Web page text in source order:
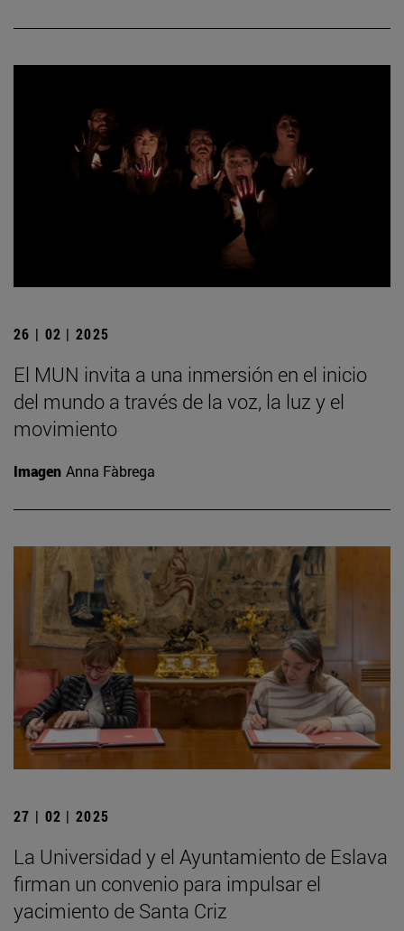
26 | 02 | 2025
El MUN invita a una inmersión en el inicio
del mundo a través de la voz, la luz y el
movimiento
Imagen Anna Fàbrega
27 | 02 | 2025
La Universidad y el Ayuntamiento de Eslava
firman un convenio para impulsar el
yacimiento de Santa Criz